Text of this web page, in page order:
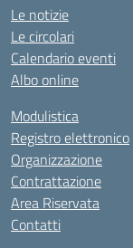
Le notizie
Le circolari
Calendario eventi
Albo online
Modulistica
Registro elettronico
Organizzazione
Contrattazione
Area Riservata
Contatti